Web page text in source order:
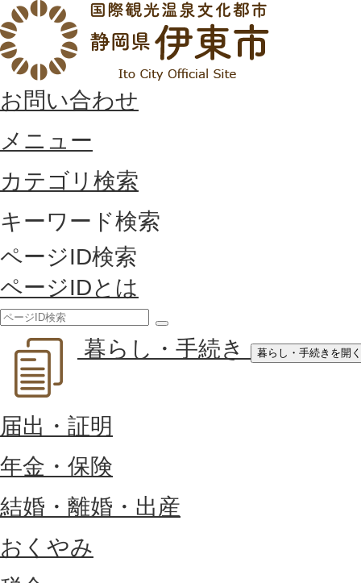
お問い合わせ
メニュー
カテゴリ検索
キーワード検索
ページID検索
ページIDとは
索
暮らし・手続き 暮らし・手続きを開く
届出・証明
年金・保険
結婚・離婚・出産
おくやみ